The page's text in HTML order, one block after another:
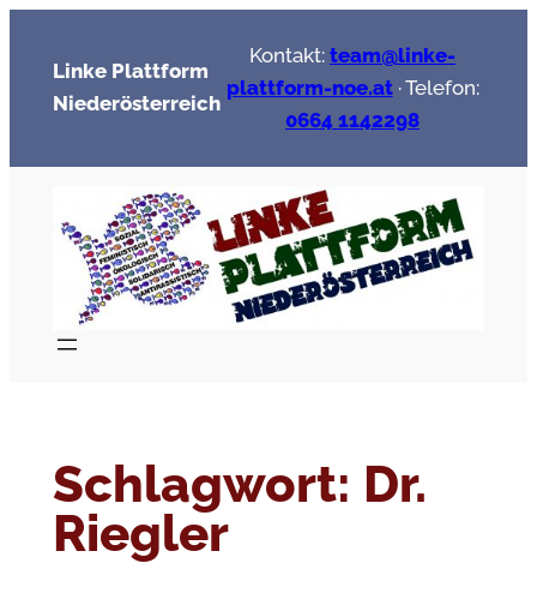
springen
Linke Plattform
Niederösterreich
Kontakt: team@linke-
plattform-noe.at· Telefon:
0664 1142298
Schlagwort: Dr.
Riegler